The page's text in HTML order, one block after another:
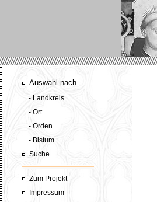
Auswahl nach
- Landkreis
- Ort
- Orden
- Bistum
Suche
Zum Projekt
Impressum